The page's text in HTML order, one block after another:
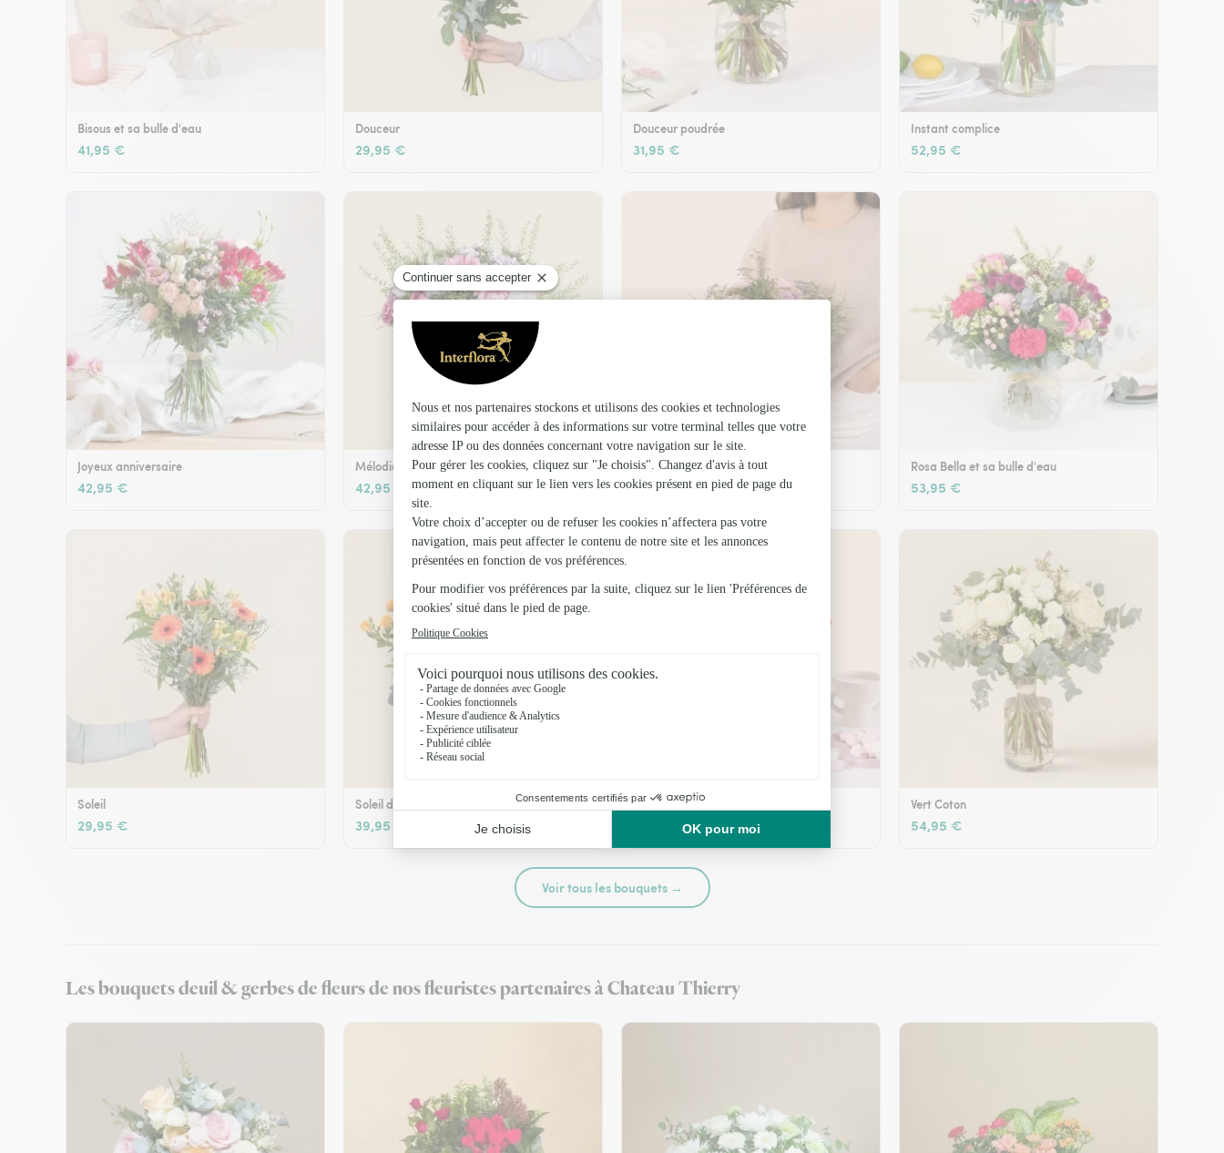
Bisous et sa bulle d'eau
41,95 €
Douceur
29,95 €
Douceur poudrée
31,95 €
Instant complice
52,95 €
Joyeux anniversaire
42,95 €
Mélodie et son vase offert
42,95 €
Plaisir fleuri
36,95 €
Rosa Bella et sa bulle d'eau
53,95 €
Soleil
29,95 €
Soleil d'été
39,95 €
Tutti frutti
44,95 €
Vert Coton
54,95 €
Voir tous les bouquets →
Les bouquets deuil & gerbes de fleurs de nos fleuristes partenaires à Chateau Thierry